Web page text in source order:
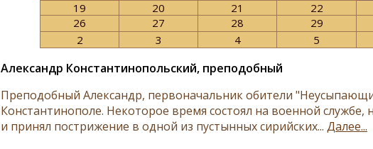
19
20 21 22
26
27 28 29
2
3 4 5
Александр Константинопольский, преподобный
Преподобный Александр, первоначальник обители
Константинополе. Некоторое время состоял на военной
и принял пострижение в одной из пустынных сирийских... Далее...